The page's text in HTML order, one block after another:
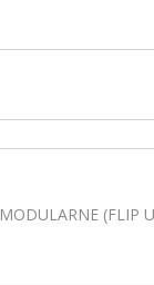
MODULARNE (FLIP